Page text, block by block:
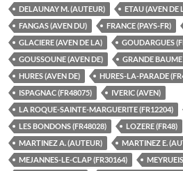
DELAUNAY M. (AUTEUR)
ETAU (AVEN DE
FANGAS (AVEN DU)
FRANCE (PAYS-FR)
GLACIERE (AVEN DE LA)
GOUDARGUES
GOUSSOUNE (AVEN DE)
GRANDE BAUME
HURES (AVEN DE)
HURES-LA-PARADE
ISPAGNAC (FR48075)
IVERIC (AVEN)
LA ROQUE-SAINTE-MARGUERITE (FR12204)
LES BONDONS (FR48028)
LOZERE (FR48)
MARTINEZ A. (AUTEUR)
MARTINEZ E.
MEJANNES-LE-CLAP (FR30164)